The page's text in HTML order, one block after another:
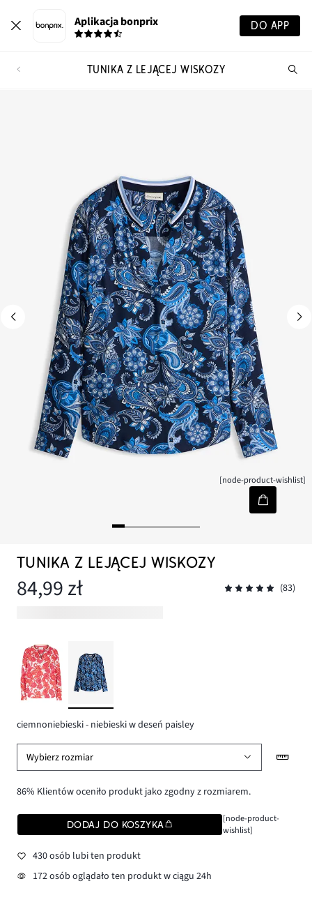
Aplikacja bonprix DO APP
TUNIKA Z LEJĄCEJ WISKOZY
[node-product-wishlist]
TUNIKA Z LEJĄCEJ WISKOZY
84,99 zł (83)
ciemnoniebieski - niebieski w deseń paisley
Wybierz rozmiar
86% Klientów oceniło produkt jako zgodny z rozmiarem.
DODAJ DO KOSZYKA
[node-product-
wishlist]
430 osób lubi ten produkt
172 osób oglądało ten produkt w ciągu 24h